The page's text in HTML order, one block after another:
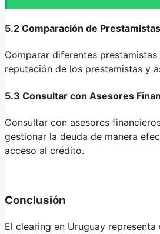
5.2 Comparación de Prestamistas
Comparar diferentes
reputación de los prestamistas y
5.3 Consultar con Asesores
Consultar con asesores
gestionar la deuda de manera
acceso al crédito.
Conclusión
El clearing en Uruguay